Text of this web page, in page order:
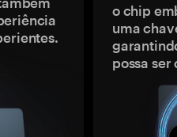
o chip
uma
possa